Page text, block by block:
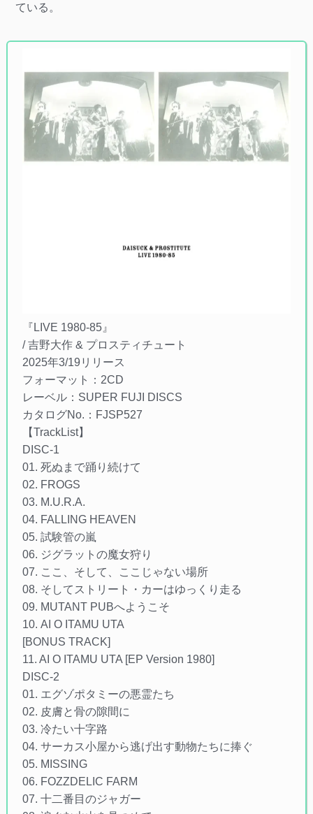
ている。
『LIVE 1980-85』
/ 吉野大作 & プロスティチュート
2025年3/19リリース
フォーマット：2CD
レーベル：SUPER FUJI DISCS
カタログNo.：FJSP527
【TrackList】
DISC-1
01. 死ぬまで踊り続けて
02. FROGS
03. M.U.R.A.
04. FALLING HEAVEN
05. 試験管の嵐
06. ジグラットの魔女狩り
07. ここ、そして、ここじゃない場所
08. そしてストリート・カーはゆっくり走る
09. MUTANT PUBへようこそ
10. AI O ITAMU UTA
[BONUS TRACK]
11. AI O ITAMU UTA [EP Version 1980]
DISC-2
01. エグゾポタミーの悪霊たち
02. 皮膚と骨の隙間に
03. 冷たい十字路
04. サーカス小屋から逃げ出す動物たちに捧ぐ
05. MISSING
06. FOZZDELIC FARM
07. 十二番目のジャガー